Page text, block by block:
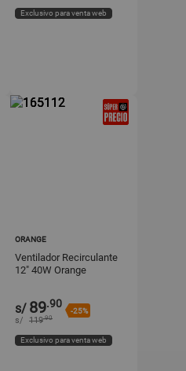
Exclusivo para venta web
ORANGE
Ventilador Recirculante
12" 40W Orange
s/ 89.90
-25%
s/ 119.90
Exclusivo para venta web